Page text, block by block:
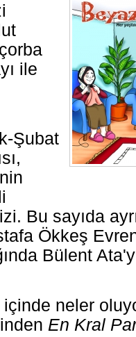
ile
Şubat
Bu sayıda
Ökkeş
Bülent
içinde neler
En Kral